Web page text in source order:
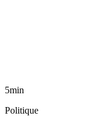
5min
Politique